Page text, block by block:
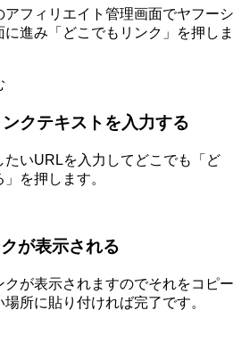
アフィリエイト管理画面でヤフーシ
進み「どこでもリンク」を押しま
クテキストを入力する
たいURLを入力してどこでも「ど
を押します。
が表示される
が表示されますのでそれをコピー
所に貼り付ければ完了です。